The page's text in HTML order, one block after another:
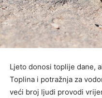
Ljeto donosi toplije dane,
Toplina i potražnja za
veći broj ljudi provodi